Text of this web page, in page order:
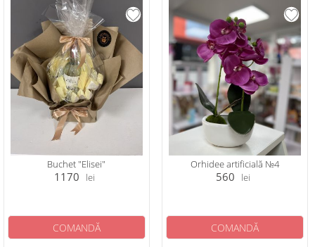
Buchet "Elisei"
1170 lei
COMANDĂ
Orhidee artificială №4
560 lei
COMANDĂ